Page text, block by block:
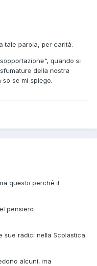
tale parola, per carità.
quando si
della nostra
se mi spiego.
questo perché il
pensiero
radici nella Scolastica
alcuni, ma